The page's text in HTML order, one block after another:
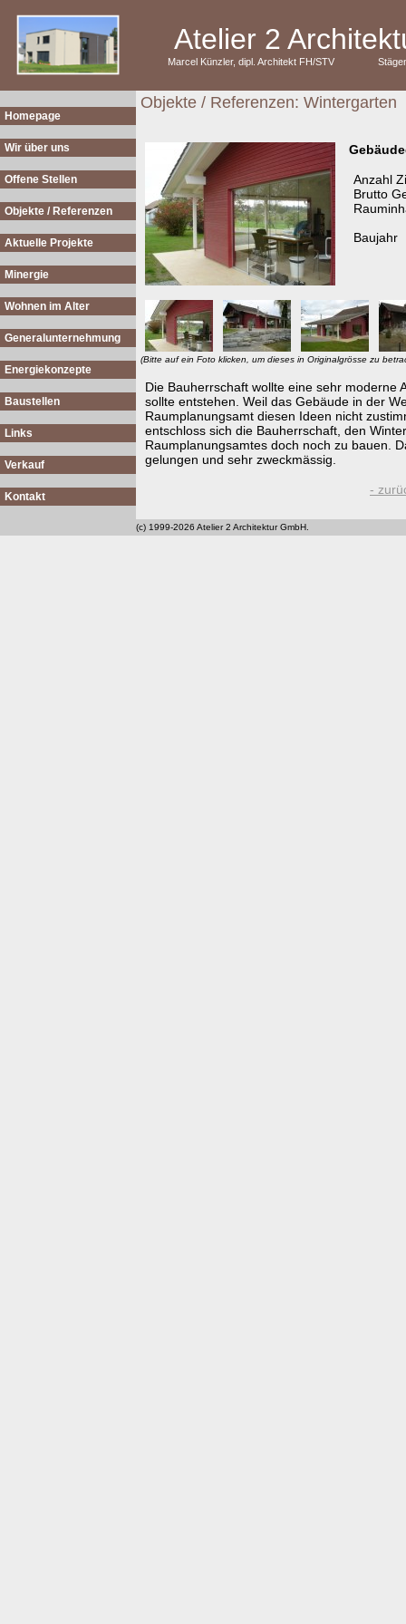
Atelier 2
Marcel Künzler, dipl. Architekt FH/STV
Homepage
Wir über uns
Offene Stellen
Objekte / Referenzen
Aktuelle Projekte
Minergie
Wohnen im Alter
Generalunternehmung
Energiekonzepte
Baustellen
Links
Verkauf
Kontakt
Objekte / Referenzen: Wintergarten
Anzahl
Brutto
Baujahr
(Bitte auf ein Foto klicken, um dieses in Originalgrösse zu
Die Bauherrschaft wollte eine sehr moderne
sollte entstehen. Weil das Gebäude in der
Raumplanungsamt diesen Ideen nicht
entschloss sich die Bauherrschaft, den
Raumplanungsamtes doch noch zu bauen.
gelungen und sehr zweckmässig.
-
(c) 1999-2026 Atelier 2 Architektur GmbH.